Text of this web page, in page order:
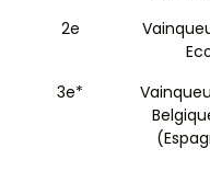
2e
3e*